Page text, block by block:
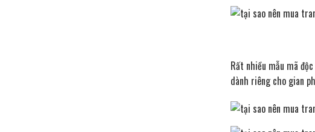
Rất nhiều mẫu mã
dành riêng cho gian